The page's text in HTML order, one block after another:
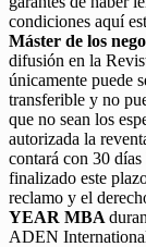
condiciones aquí
Máster de los
difusión en la
únicamente puede
transferible y no
que no sean los
autorizada la
contará con 30
finalizado este
reclamo y el
YEAR MBA
ADEN